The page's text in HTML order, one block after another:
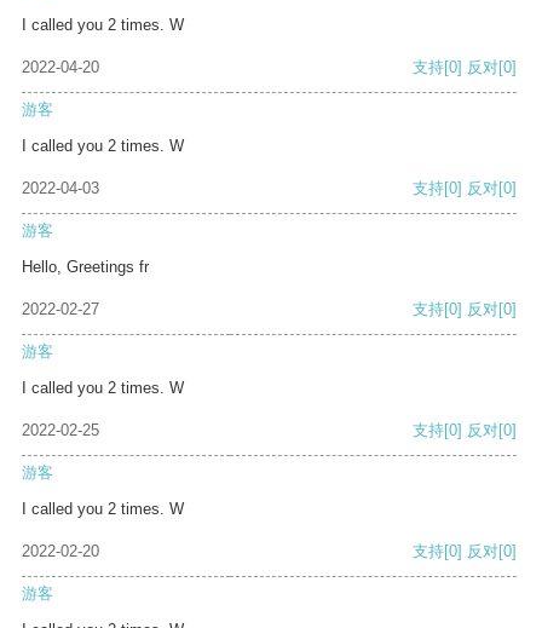
I called you 2 times. W
2022-04-20 支持[0] 反对[0]
游客
I called you 2 times. W
2022-04-03 支持[0] 反对[0]
游客
Hello, Greetings fr
2022-02-27 支持[0] 反对[0]
游客
I called you 2 times. W
2022-02-25 支持[0] 反对[0]
游客
I called you 2 times. W
2022-02-20 支持[0] 反对[0]
游客